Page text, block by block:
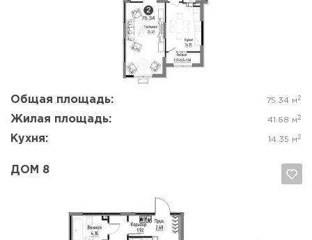
Общая площадь: 75.34 м 2
Жилая площадь: 41.68 м 2
Кухня: 14.35 м 2
Да, удалить Отмена
ДОМ 8